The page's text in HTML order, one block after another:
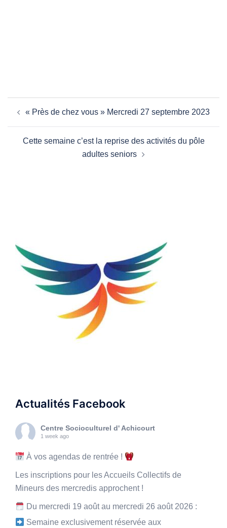
d’article
« Près de chez vous » Mercredi 27 septembre 2023
Cette semaine c’est la reprise des activités du pôle
adultes seniors
Actualités Facebook
Centre Socioculturel d' Achicourt
1 week ago
À vos agendas de rentrée !
Les inscriptions pour les Accueils Collectifs de
Mineurs des mercredis approchent !
Du mercredi 19 août au mercredi 26 août 2026 :
Semaine exclusivement réservée aux